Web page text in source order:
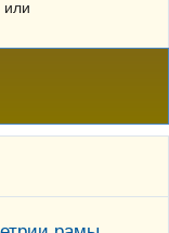
или